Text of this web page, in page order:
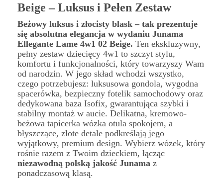
Beige – Luksus i Pełen Zestaw
Beżowy luksus i złocisty blask – tak prezentuje
się absolutna elegancja w wydaniu Junama
Ellegante Lame 4w1 02 Beige. Ten ekskluzywny,
pełny zestaw dziecięcy 4w1 to szczyt stylu,
komfortu i funkcjonalności, który towarzyszy Wam
od narodzin. W jego skład wchodzi wszystko,
czego potrzebujesz: luksusowa gondola, wygodna
spacerówka, bezpieczny fotelik samochodowy oraz
dedykowana baza Isofix, gwarantująca szybki i
stabilny montaż w aucie. Delikatna, kremowo-
beżowa tapicerka wózka otula spokojem, a
błyszczące, złote detale podkreślają jego
wyjątkowy, premium design. Wybierz wózek, który
rośnie razem z Twoim dzieckiem, łącząc
niezawodną polską jakość Junama z
ponadczasową klasą.